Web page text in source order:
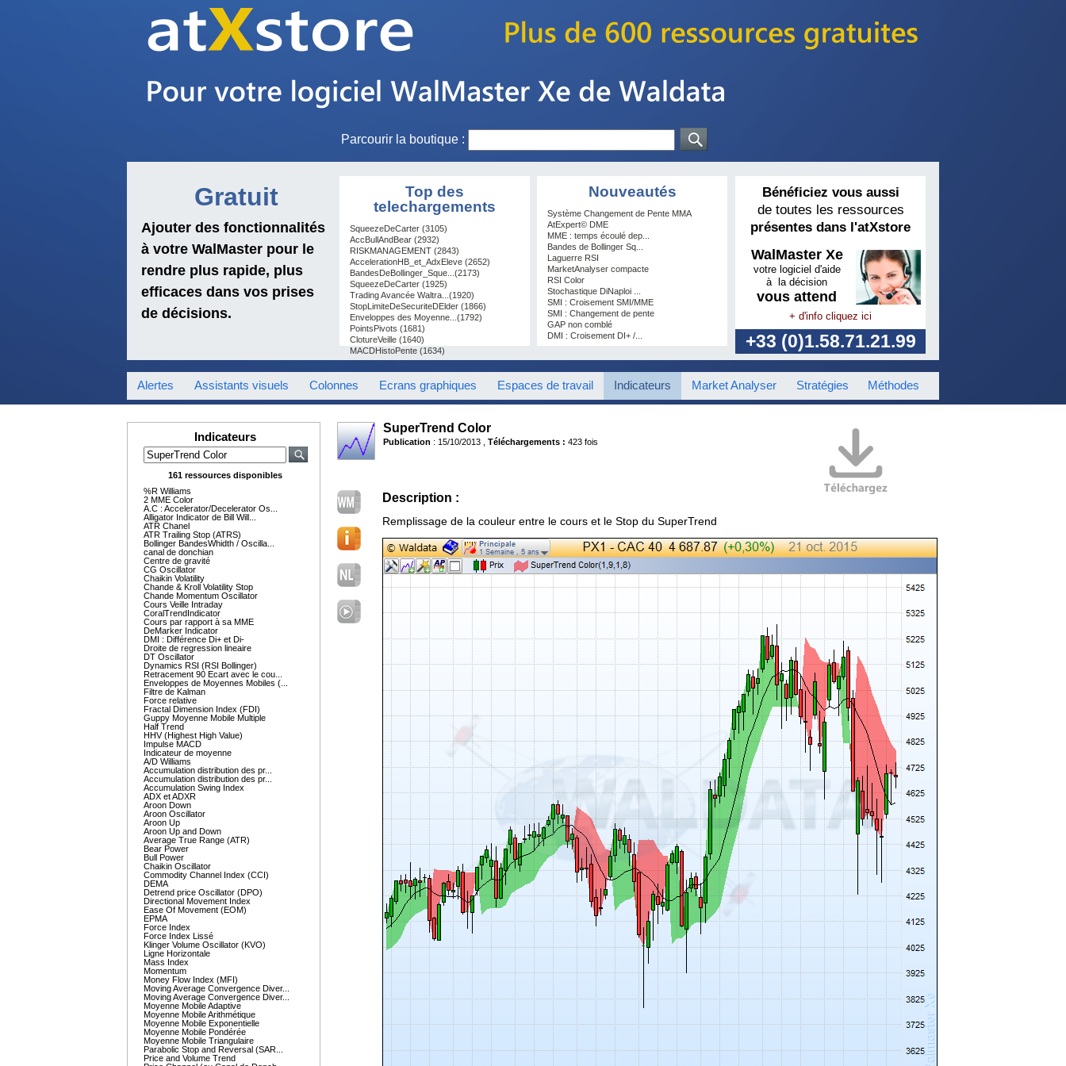
Parcourir la boutique :
Gratuit
Ajouter des fonctionnalités
à votre WalMaster pour le
rendre plus rapide, plus
efficaces dans vos prises
de décisions.
Top des
telechargements
SqueezeDeCarter (3105)
AccBullAndBear (2932)
RISKMANAGEMENT (2843)
AccelerationHB_et_AdxEleve (2652)
BandesDeBollinger_Sque...(2173)
SqueezeDeCarter (1925)
Trading Avancée Waltra...(1920)
StopLimiteDeSecuriteDElder (1866)
Enveloppes des Moyenne...(1792)
PointsPivots (1681)
ClotureVeille (1640)
MACDHistoPente (1634)
Nouveautés
Système Changement de Pente MMA
AtExpert© DME
MME : temps écoulé dep...
Bandes de Bollinger Sq...
Laguerre RSI
MarketAnalyser compacte
RSI Color
Stochastique DiNaploi ...
SMI : Croisement SMI/MME
SMI : Changement de pente
GAP non comblé
DMI : Croisement DI+ /...
Bénéficiez vous aussi
de toutes les ressources
présentes dans l'atXstore
WalMaster Xe
votre logiciel d'aide
à la décision
vous attend
+ d'info cliquez ici
+33 (0)1.58.71.21.99
Alertes Assistants visuels Colonnes Ecrans graphiques Espaces de travail Indicateurs Market Analyser Stratégies Méthodes
Indicateurs
161 ressources disponibles
%R Williams
2 MME Color
A.C : Accelerator/Decelerator Os...
Alligator Indicator de Bill Will...
ATR Chanel
ATR Trailing Stop (ATRS)
Bollinger BandesWhidth / Oscilla...
canal de donchian
Centre de gravité
CG Oscillator
Chaikin Volatility
Chande & Kroll Volatility Stop
Chande Momentum Oscillator
Cours Veille Intraday
CoralTrendIndicator
Cours par rapport à sa MME
DeMarker Indicator
DMI : Différence Di+ et Di-
Droite de regression lineaire
DT Oscillator
Dynamics RSI (RSI Bollinger)
Retracement 90 Ecart avec le cou...
Enveloppes de Moyennes Mobiles (...
Filtre de Kalman
Force relative
Fractal Dimension Index (FDI)
Guppy Moyenne Mobile Multiple
Half Trend
HHV (Highest High Value)
Impulse MACD
Indicateur de moyenne
A/D Williams
Accumulation distribution des pr...
Accumulation distribution des pr...
Accumulation Swing Index
ADX et ADXR
Aroon Down
Aroon Oscillator
Aroon Up
Aroon Up and Down
Average True Range (ATR)
Bear Power
Bull Power
Chaikin Oscillator
Commodity Channel Index (CCI)
DEMA
Detrend price Oscillator (DPO)
Directional Movement Index
Ease Of Movement (EOM)
EPMA
Force Index
Force Index Lissé
Klinger Volume Oscillator (KVO)
Ligne Horizontale
Mass Index
Momentum
Money Flow Index (MFI)
Moving Average Convergence Diver...
Moving Average Convergence Diver...
Moyenne Mobile Adaptive
Moyenne Mobile Arithmétique
Moyenne Mobile Exponentielle
Moyenne Mobile Pondérée
Moyenne Mobile Triangulaire
Parabolic Stop and Reversal (SAR...
Price and Volume Trend
SuperTrend Color
Publication : 15/10/2013 , Téléchargements : 423 fois
Description :
Remplissage de la couleur entre le cours et le Stop du SuperTrend